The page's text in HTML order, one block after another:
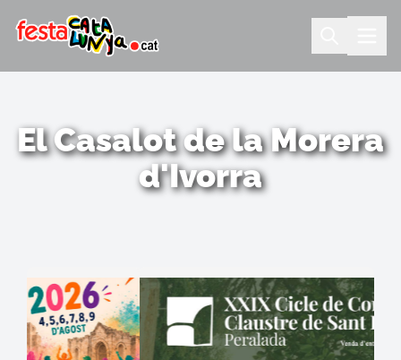
El Casalot de la Morera
d'Ivorra